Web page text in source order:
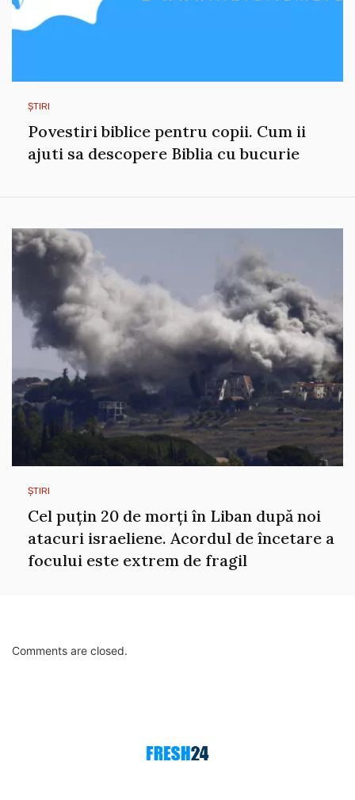
ȘTIRI
Povestiri biblice pentru copii. Cum ii
ajuti sa descopere Biblia cu bucurie
ȘTIRI
Cel puțin 20 de morți în Liban după noi
atacuri israeliene. Acordul de încetare a
focului este extrem de fragil
Comments are closed.